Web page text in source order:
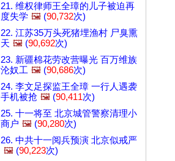
21. 维权律师王全璋的儿子被迫再
度失学 🖼️ (90,732次)
22. 江苏35万头死猪埋渔村 尸臭熏
天 🖼️ (90,692次)
23. 新疆棉花劳改营曝光 百万维族
沦奴工 🖼️ (90,686次)
24. 李文足探监王全璋 一行人遇袭
手机被抢 🖼️ (90,411次)
25. 十一将至 北京城管警察清理小
商户 🖼️ (90,280次)
26. 中共十一阅兵预演 北京似戒严
🖼️ (90,223次)